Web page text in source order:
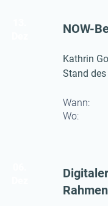
NOW-
Kathrin
Stand
Wann:
Wo: